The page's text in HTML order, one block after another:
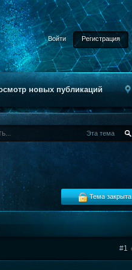
Войти Регистрация
новых публикаций
Эта тема
Тема закрыта
#1